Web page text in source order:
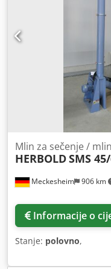
Meckesheim 906 km
Mlin za sečenje /
HERBOLDSMS
Informacije o
Stanje: polovno,